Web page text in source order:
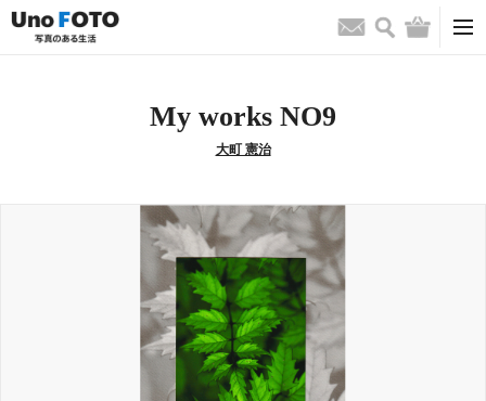
お問い合わせ
検索 バッグ
My works NO9
大町 憲治